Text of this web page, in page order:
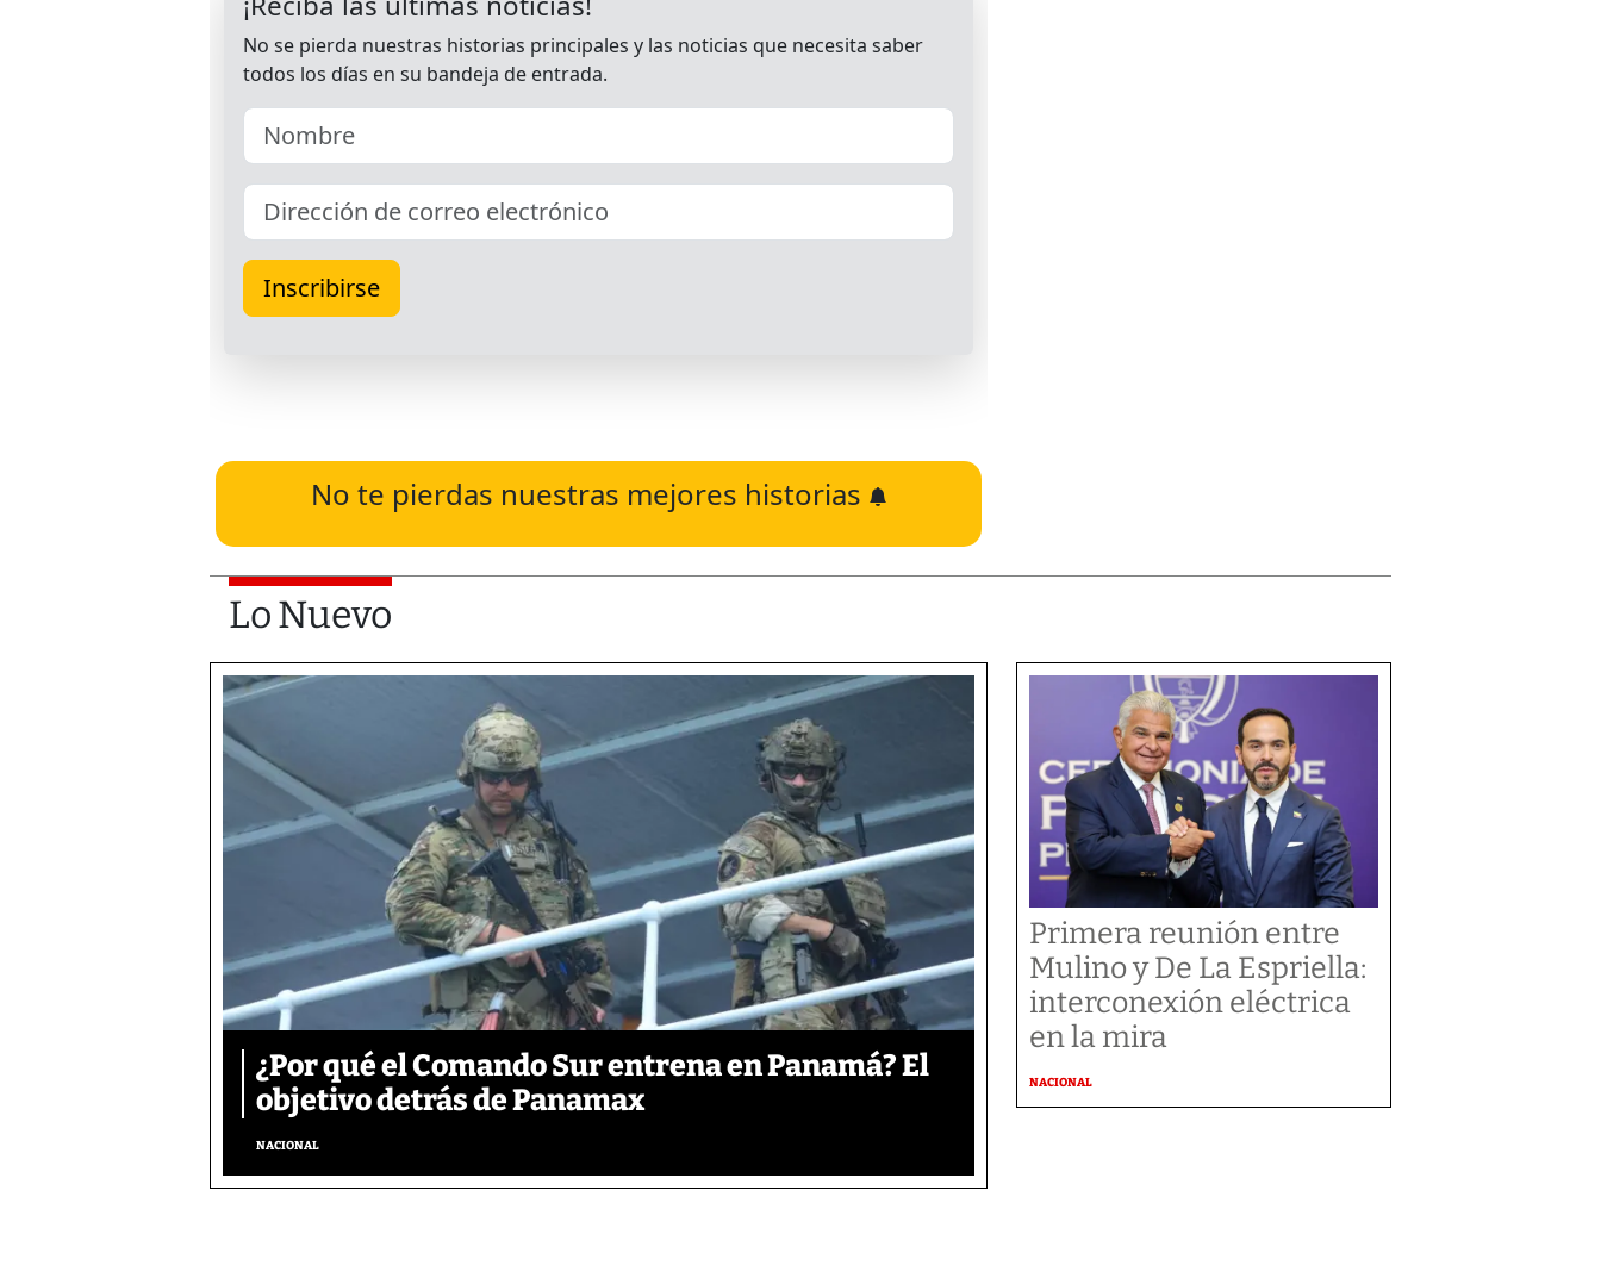
No te pierdas nuestras mejores historias
Lo Nuevo
¿Por qué el Comando Sur entrena en Panamá? El
objetivo detrás de Panamax
NACIONAL
Primera reunión entre
Mulino y De La Espriella:
interconexión eléctrica
en la mira
NACIONAL